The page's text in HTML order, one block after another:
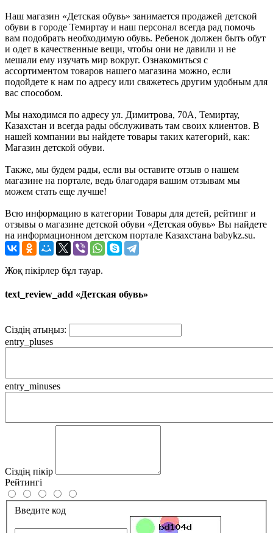
Наш магазин «Детская обувь» занимается продажей детской
обуви в городе Темиртау и наш персонал всегда рад помочь
вам подобрать необходимую обувь. Ребенок должен быть обут
и одет в качественные вещи, чтобы они не давили и не
мешали ему изучать мир вокруг. Ознакомиться с
ассортиментом товаров нашего магазина можно, если
подойдете к нам по адресу или свяжетесь другим удобным для
вас способом.
Мы находимся по адресу ул. Димитрова, 70А, Темиртау,
Казахстан и всегда рады обслуживать там своих клиентов. В
нашей компании вы найдете товары таких категорий, как:
Магазин детской обуви.
Также, мы будем рады, если вы оставите отзыв о нашем
магазине на портале, ведь благодаря вашим отзывам мы
можем стать еще лучше!
Всю информацию в категории Товары для детей, рейтинг и
отзывы о магазине детской обуви «Детская обувь» Вы найдете
на информационном детском портале Казахстана babykz.su.
Жоқ пікірлер бұл тауар.
text_review_add «Детская обувь»
Сіздің атыңыз:
entry_pluses
entry_minuses
Сіздің пікір
Рейтингі
Введите код